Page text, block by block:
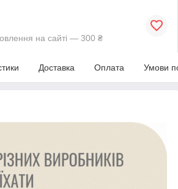
на сайті — 300 ₴
Доставка Оплата Умови